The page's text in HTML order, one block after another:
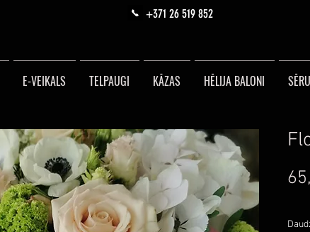
+371 26 519 852
E-VEIKALS TELPAUGI KĀZAS HĒLIJA BALONI